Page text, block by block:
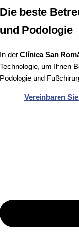
Die beste
und Podologie
In der Clínica San
Technologie, um Ihnen
Podologie und
Vereinbaren